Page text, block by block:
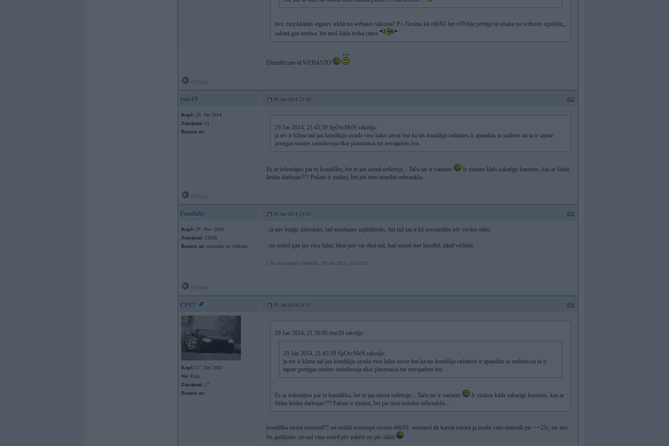
hvz, rauj kkādas atgāzes iekšā no webasto sākumā? P.s.Nezinu kā e60/61 bet e39 bija pretīga tā smaka no webasto izpūtēja,,,
salonā gan nerāva, bet moš kāda truba caura
Diemžēl nav tā WEBASTO
rms19 29. Jan 2014, 21:50 #12
Kopš: 29. Jan 2014
Ziņojumi: 11
Braucu ar:
29 Jan 2014, 21:45:59 SpOrcMeN rakstīja:
ja tev ir klima tad jau kondikjis strada visu laiku nevar but ka tas kondikja radiators ir apaudzis ar sudiem un ta ir tapate
pretigaa senites smirdosnja tikai plastmasai tur nevajadetu but.
Es ar iedomājos par to kondišku, bet to jau ziemā nelietoju... Taču tas ir variants
.Ir zināms kāds sakarīgs kantoris, kas ar šitām
lietām darbojas??? Pašam ir zināmi, bet pie tiem noteikti nebraukšu...
Fandulis 29. Jan 2014, 21:53 #13
Kopš: 29. Nov 2004
Ziņojumi: 13928
Braucu ar: sipisnīku pi vuškom
..ja nav beigts dzīvnieks, tad iespējams izplūdnieks, bet tad jau it kā nesmirdētu pēc vecām olām.
..un smird gan jau visu laiku, tikai just var tikai tad, kad autiņš nav kustībā, tātad vēdinās.
[ Šo ziņu laboja Fandulis, 29 Jan 2014, 21:54:32 ]
CP17 29. Jan 2014, 21:57 #14
Kopš: 17. Dec 2002
No: Rīga
Ziņojumi: 17
Braucu ar:
29 Jan 2014, 21:50:06 rms19 rakstīja:
29 Jan 2014, 21:45:59 SpOrcMeN rakstīja:
ja tev ir klima tad jau kondikjis strada visu laiku nevar but ka tas kondikja radiators ir apaudzis ar sudiem un ta ir
tapate pretigaa senites smirdosnja tikai plastmasai tur nevajadetu but.
Es ar iedomājos par to kondišku, bet to jau ziemā nelietoju... Taču tas ir variants
.Ir zināms kāds sakarīgs kantoris, kas ar
šitām lietām darbojas??? Pašam ir zināmi, bet pie tiem noteikti nebraukšu...
kondiška ziemā nesmird!!! un strādā nonstopā visiem e60/61. nosmird tik karstā vasarā ja izrubī viņu manuāli pie >+25c, tas nav
šis gadījums. un tad viņa smird pēc zeķēm ne pēc olām